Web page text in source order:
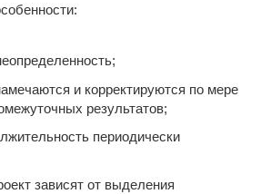
и корректируются по мере
результатов;
периодически
зависят от выделения